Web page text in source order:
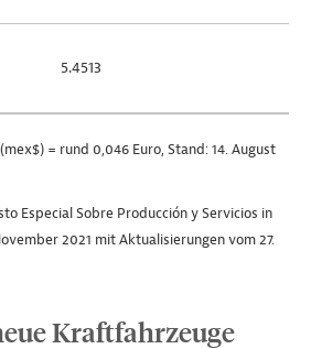
5.4513
= rund 0,046 Euro, Stand: 14. August
Especial Sobre Producción y Servicios in
2021 mit Aktualisierungen vom 27.
Kraftfahrzeuge